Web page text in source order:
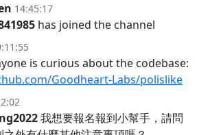
14:45:17
has joined the channel
is curious about the codebase:
Goodheart-Labs/polislike
我想要報名報到小幫手，請問